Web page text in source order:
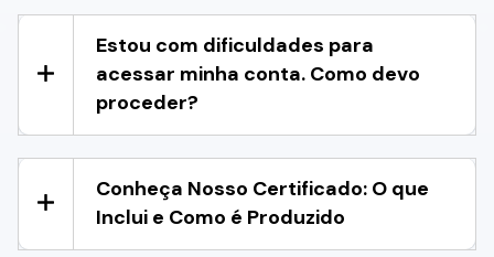
Estou com dificuldades para
acessar minha conta. Como devo
proceder?
Conheça Nosso Certificado: O que
Inclui e Como é Produzido